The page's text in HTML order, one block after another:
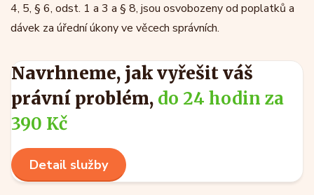
4, 5, § 6, odst. 1 a 3 a § 8, jsou osvobozeny od poplatků a
dávek za úřední úkony ve věcech správních.
Navrhneme, jak vyřešit váš
právní problém, do 24 hodin za
390 Kč
Detail služby